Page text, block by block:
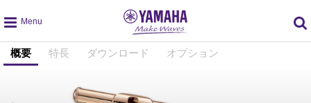
global
navigation
概要 特長 ダウンロード オプション